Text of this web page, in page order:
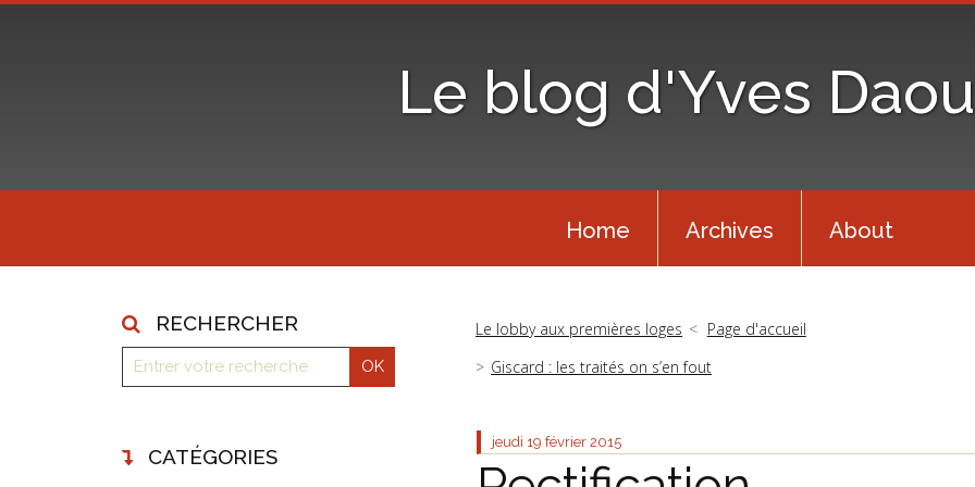
Le blog d'Yves
Home Archives About
RECHERCHER
CATÉGORIES
Le lobby aux premières loges
Page d'accueil
Giscard : les traités on s’en fout
jeudi 19 février 2015